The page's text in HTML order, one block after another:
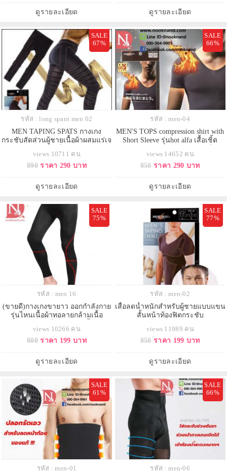
ดูรายละเอียด ดูรายละเอียด
SALE
67%
รหัส : long spant men 02
MEN TAPING SPATS กางเกง
กระชับสัดส่วนผู้ชายเนื้อผ้าผสมแร่เจ
views 10711 คน
890 ราคา 290 บาท
ดูรายละเอียด
SALE
66%
รหัส : men-04
MEN'S TOPS compression shirt with
Short Sleeve รุ่นhot alfa เสื้อเชิ้ต
views 14652 คน
850 ราคา 290 บาท
ดูรายละเอียด
SALE
75%
รหัส : men 16
(ขายดี)กางเกงขายาว ออกกำลังกาย
รุ่นไหนเนื้อผ้าทอลายกล้ามเนื้อ
views 10266 คน
800 ราคา 199 บาท
ดูรายละเอียด
SALE
77%
รหัส : men-02
เสื้อลดน้ำหนักสำหรับผู้ชายแบบแขน
สั้นหน้าท้องฟิตกระชับ
views 11989 คน
850 ราคา 199 บาท
ดูรายละเอียด
SALE
61%
รหัส : men-01
SALE
66%
รหัส : men-06